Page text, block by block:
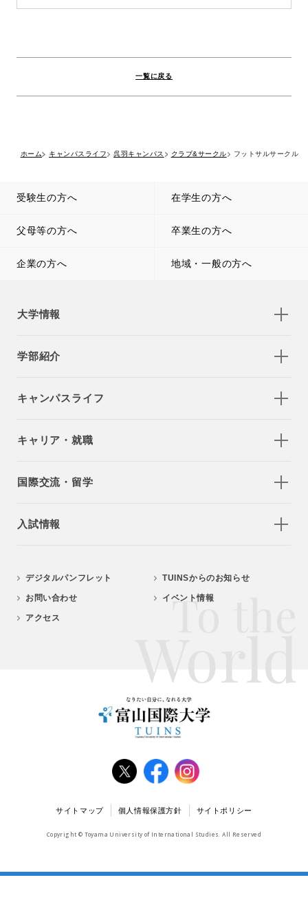
一覧に戻る
ホーム キャンパスライフ 呉羽キャンパス クラブ&サークル フットサルサークル
受験生の方へ 在学生の方へ
父母等の方へ 卒業生の方へ
企業の方へ 地域・一般の方へ
大学情報
学部紹介
キャンパスライフ
キャリア・就職
国際交流・留学
入試情報
デジタルパンフレット
お問い合わせ
アクセス
TUINSからのお知らせ
イベント情報
To the
World
サイトマップ 個人情報保護方針 サイトポリシー
Copyright © Toyama University of International Studies. All Reserved